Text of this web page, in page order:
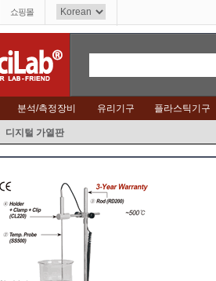
쇼핑몰
분석/측정장비 유리기구 플라스틱기구
디지털 가열판